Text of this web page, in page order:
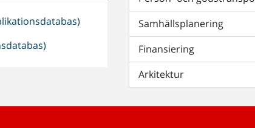
Samhällsplanering
Finansiering
Arkitektur